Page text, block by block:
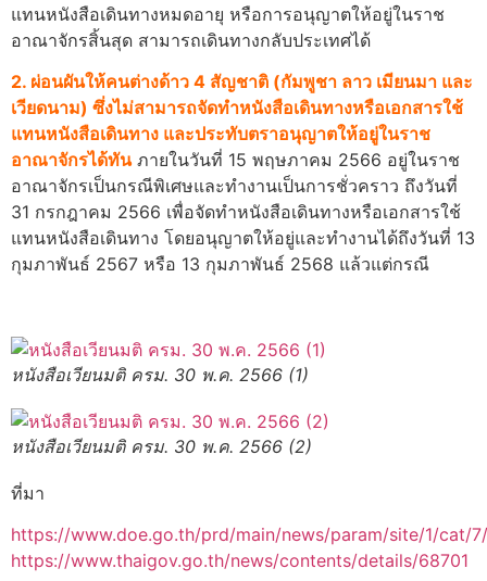
แทนหนังสือเดินทางหมดอายุ หรือการอนุญาตให้อยู่ในราช
อาณาจักรสิ้นสุด สามารถเดินทางกลับประเทศได้
2. ผ่อนผันให้คนต่างด้าว 4 สัญชาติ (กัมพูชา ลาว เมียนมา และ
เวียดนาม) ซึ่งไม่สามารถจัดทำหนังสือเดินทางหรือเอกสารใช้
แทนหนังสือเดินทาง และประทับตราอนุญาตให้อยู่ในราช
อาณาจักรได้ทันภายในวันที่ 15 พฤษภาคม 2566 อยู่ในราช
อาณาจักรเป็นกรณีพิเศษและทำงานเป็นการชั่วคราว ถึงวันที่
31 กรกฎาคม 2566 เพื่อจัดทำหนังสือเดินทางหรือเอกสารใช้
แทนหนังสือเดินทาง โดยอนุญาตให้อยู่และทำงานได้ถึงวันที่ 13
กุมภาพันธ์ 2567 หรือ 13 กุมภาพันธ์ 2568 แล้วแต่กรณี
หนังสือเวียนมติ ครม. 30 พ.ค. 2566 (1)
หนังสือเวียนมติ ครม. 30 พ.ค. 2566 (2)
ที่มา
https://www.doe.go.th/prd/main/news/param/site/1/
https://www.thaigov.go.th/news/contents/details/68701